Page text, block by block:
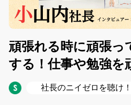
頑張れる時に頑張っ
する！仕事や勉強を
社長のニイゼロを聴け！